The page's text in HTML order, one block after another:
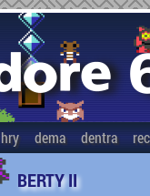
hry dema dentra
BERTY II